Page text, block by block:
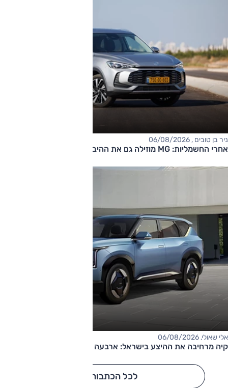
ניר בן טובים , 06/08/2026
אחרי החשמליות: MG מוזילה גם את ההיברידיות
אלי שאולי, 06/08/2026
קיה מרחיבה את ההיצע בישראל: ארבעה דגמים חדשים בדרך
לכל הכתבות